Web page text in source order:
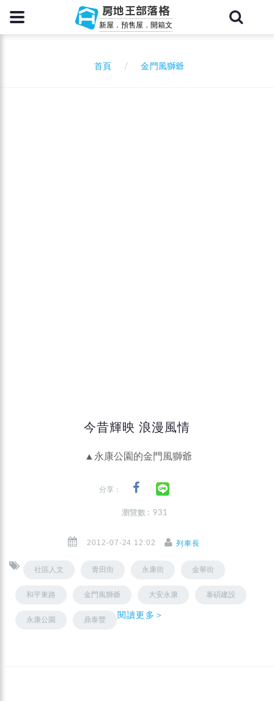
房地王部落格
新屋．預售屋．開箱文
首頁 金門風獅爺
今昔輝映 浪漫風情
▲永康公園的金門風獅爺
分享：
瀏覽數 : 931
2012-07-24 12:02 列車長
社區人文 青田街 永康街 金華街
和平東路 金門風獅爺 大安永康 泰碩建設
永康公園 鼎泰豐 閱讀更多＞